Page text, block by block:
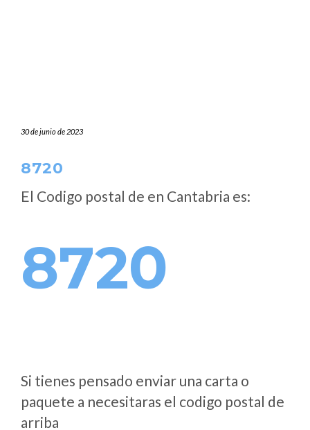
30 de junio de 2023
8720
El Codigo postal de en Cantabria es:
8720
Si tienes pensado enviar una carta o
paquete a necesitaras el codigo postal de
arriba